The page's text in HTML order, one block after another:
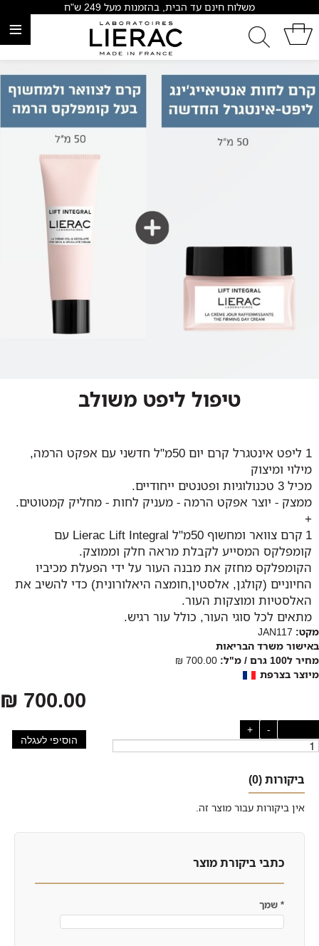
משלוח חינם עד הבית, בהזמנות מעל 249 ש"ח
≡
טיפול ליפט משולב
1 ליפט אינטגרל קרם יום 50מ"ל חדשני עם אפקט הרמה,
מילוי ומיצוק
מכיל 3 טכנולוגיות ופטנטים ייחודיים.
ממצק - יוצר אפקט הרמה - מעניק לחות - מחליק קמטוטים.
+
1 קרם צוואר ומחשוף 50מ"ל Lierac Lift Integral עם
קומפלקס המסייע לקבלת מראה חלק וממוצק.
הקומפלקס מחזק את מבנה העור על ידי הפעלת מכיביו
החיוניים (קולגן, אלסטין,חומצה היאלורונית) כדי להשיב את
האלסטיות ומוצקות העור.
מתאים לכל סוגי העור, כולל עור רגיש.
מקט: JAN117
באישור משרד הבריאות
מחיר ל100 גרם / מ"ל:
700.00 ₪
מיוצר בצרפת
700.00 ₪
-
+
הוסיפי לעגלה
ביקורות (0)
אין ביקורות עבור מוצר זה.
כתבי ביקורת מוצר
* שמך